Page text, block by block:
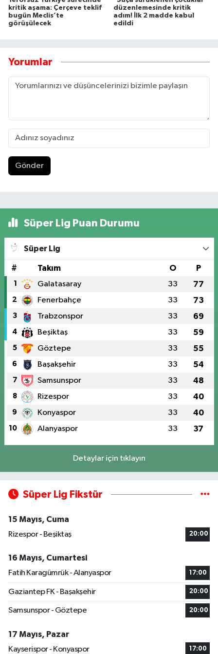
kritik aşama: Çerçeve teklif
bugün Meclis’te
görüşülecek
düzenlemesinde kritik
adım! İlk 2 madde kabul
edildi
Yorumlar
Gönder
Süper Lig Puan Durumu
Süper Lig
# Takım O P
1 Galatasaray 33 77
2 Fenerbahçe 33 73
3 Trabzonspor 33 69
4 Beşiktaş 33 59
5 Göztepe 33 55
6 Başakşehir 33 54
7 Samsunspor 33 48
8 Rizespor 33 40
9 Konyaspor 33 40
10 Alanyaspor 33 37
Detaylar için tıklayın
Süper Lig Fikstür
15 Mayıs, Cuma
Rizespor - Beşiktaş
20:00
16 Mayıs, Cumartesi
Fatih Karagümrük - Alanyaspor
17:00
Gaziantep FK - Başakşehir 20:00
Samsunspor - Göztepe 20:00
17 Mayıs, Pazar
Kayserispor - Konyaspor
17:00